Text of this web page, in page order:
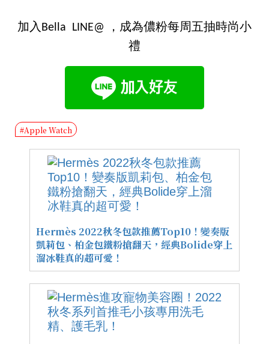
加入Bella LINE@ ，成為儂粉每周五抽時尚小
禮
#Apple Watch
Hermès 2022秋冬包款推薦Top10！變奏版
凱莉包、柏金包鐵粉搶翻天，經典Bolide穿上
溜冰鞋真的超可愛！